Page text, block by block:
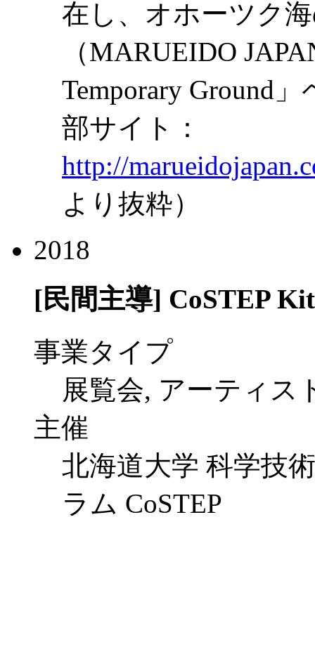
在し、オホーツク
（MARUEIDO
Temporary Ground
部サイト：
http://
より抜粋）
2018
[民間主導] CoSTEP
事業タイプ
展覧会, アーティス
主催
北海道大学 科学技
ラム CoSTEP